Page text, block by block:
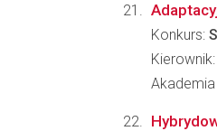
Konkurs: